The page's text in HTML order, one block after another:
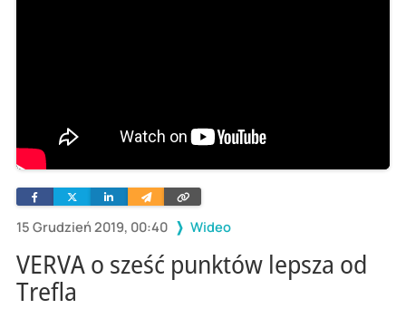
15 Grudzień 2019, 00:40 Wideo
FacebookTwitterLinkedinWyślij
e-
Skopiuj
link
VERVA o sześć punktów lepsza od
Trefla